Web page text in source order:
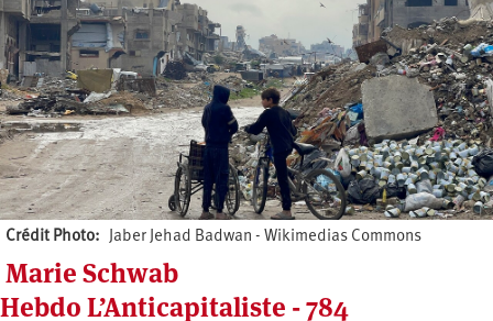
Crédit Photo Jaber Jehad Badwan - Wikimedias Commons
Marie Schwab
Hebdo L’Anticapitaliste - 784